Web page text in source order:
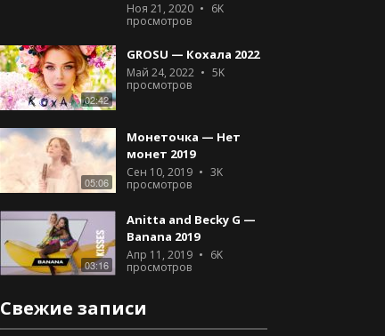
Ноя 21, 2020
6K
просмотров
02:42
GROSU — Кохала 2022
Май 24, 2022
5K
просмотров
05:06
Монеточка — Нет
монет 2019
Сен 10, 2019
3K
просмотров
03:16
Anitta and Becky G —
Banana 2019
Апр 11, 2019
6K
просмотров
Свежие записи